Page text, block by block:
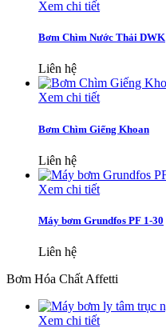
Xem chi tiết
Bơm Chìm Nước Thải DWK
Liên hệ
Xem chi tiết
Bơm Chìm Giếng Khoan
Liên hệ
Xem chi tiết
Máy bơm Grundfos PF 1-30
Liên hệ
Bơm Hóa Chất Affetti
Xem chi tiết